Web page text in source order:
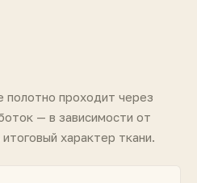
полотно проходит через
— в зависимости от
характер ткани.